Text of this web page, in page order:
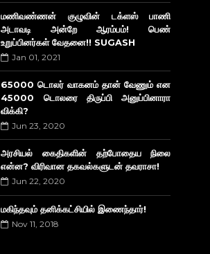
மணிவண்ணன் குழுவின் டக்ளஸ் பாணி
அடாவடி அன்றே ஆரம்பம்! பெண்
உறுப்பினர்கள் வேதனை!! SUGASH
Jan 01, 2021
65000 டொலர் வாகனம் தான் வேணும் என
45000 டொலரை திருப்பி அனுப்பினாரா
விக்கி?
Jun 23, 2020
அரசியல் கைதிகளின் தற்போதைய நிலை
என்ன? விரிவான தகவல்களுடன் தவராசா!
Jun 22, 2020
மகிந்தவும் தனிக்கட்சியில் இணைந்தார்!
Nov 11, 2018